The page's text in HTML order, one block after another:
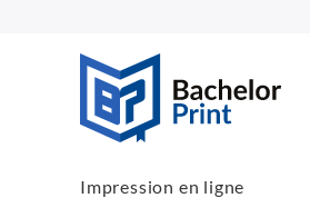
Impression en ligne